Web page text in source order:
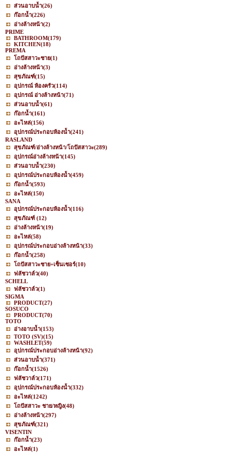
ส่วนอาบน้ำ(26)
ก๊อกน้ำ(226)
อ่างล้างหน้า(2)
PRIME
BATHROOM(179)
KITCHEN(18)
PREMA
โถปัสสาวะชาย(1)
อ่างล้างหน้า(3)
สุขภัณฑ์(15)
อุปกรณ์ ห้องครัว(114)
อุปกรณ์ อ่างล้างหน้า(71)
ส่วนอาบน้ำ(61)
ก๊อกน้ำ(161)
อะไหล่(156)
อุปกรณ์ประกอบห้องน้ำ(241)
RASLAND
สุขภัณฑ์/อ่างล้างหน้า/โถปัสสาวะ(289)
อุปกรณ์อ่างล้างหน้า(145)
ส่วนอาบน้ำ(230)
อุปกรณ์ประกอบห้องน้ำ(459)
ก๊อกน้ำ(593)
อะไหล่(150)
SANA
อุปกรณ์ประกอบห้องน้ำ(116)
สุขภัณฑ์ (12)
อ่างล้างหน้า(19)
อะไหล่(58)
อุปกรณ์ประกอบอ่างล้างหน้า(33)
ก๊อกน้ำ(258)
โถปัสสาวะชาย+เซ็นเซอร์(10)
ฟลัชวาล์ว(40)
SCHELL
ฟลัชวาล์ว(1)
SIGMA
PRODUCT(27)
SOSUCO
PRODUCT(70)
TOTO
อ่างอาบน้ำ(153)
TOTO (SV)(15)
WASHLET(59)
อุปกรณ์ประกอบอ่างล้างหน้า(92)
ส่วนอาบน้ำ(371)
ก๊อกน้ำ(1526)
ฟลัชวาล์ว(171)
อุปกรณ์ประกอบห้องน้ำ(332)
อะไหล่(1242)
โถปัสสาวะ ชาย/หญิง(48)
อ่างล้างหน้า(297)
สุขภัณฑ์(321)
VISENTIN
ก๊อกน้ำ(23)
อะไหล่(1)